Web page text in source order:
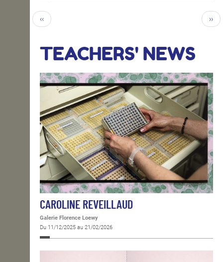
‹‹ ››
TEACHERS' NEWS
CAROLINE REVEILLAUD
Galerie Florence Loewy
Du 11/12/2025 au 21/02/2026